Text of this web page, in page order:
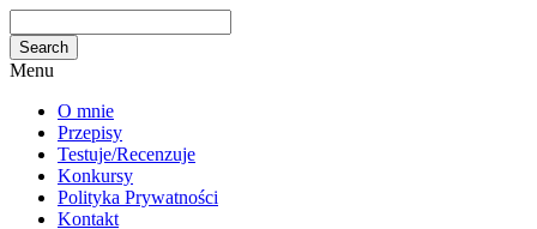
Menu
O mnie
Przepisy
Testuje/Recenzuje
Konkursy
Polityka Prywatności
Kontakt